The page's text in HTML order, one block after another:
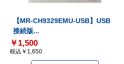
【MR-CH9329EMU-USB】USB
接続版...
￥1,500
税込￥1,650